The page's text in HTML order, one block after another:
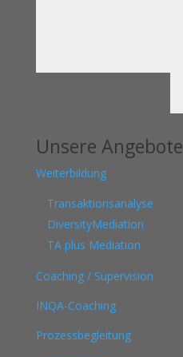
Unsere Angebote
Weiterbildung
Transaktionsanalyse
DiversityMediation
TA plus Mediation
Coaching / Supervision
INQA-Coaching
Prozessbegleitung